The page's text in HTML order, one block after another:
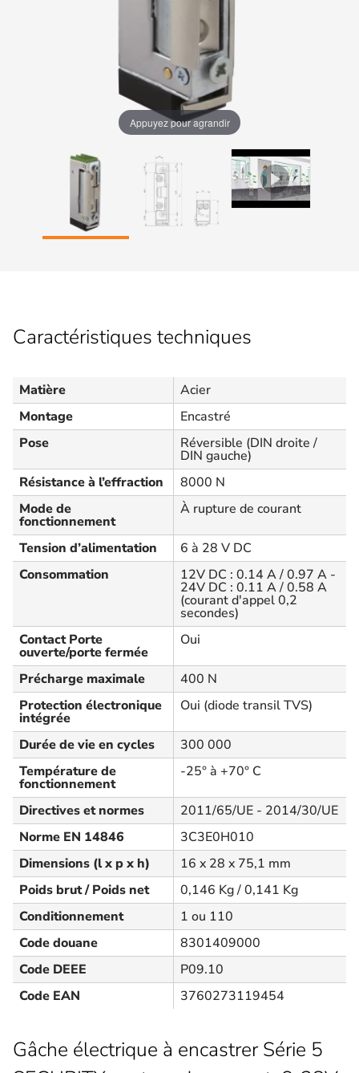
Appuyez pour agrandir
Caractéristiques techniques
Matière
Acier
Montage
Encastré
Pose
Réversible (DIN droite /
DIN gauche)
Résistance à l’effraction
8000 N
Mode de
fonctionnement
À rupture de courant
Tension d’alimentation
6 à 28 V DC
Consommation
12V DC : 0.14 A / 0.97 A -
24V DC : 0.11 A / 0.58 A
(courant d'appel 0,2
secondes)
Contact Porte
ouverte/porte fermée
Oui
Précharge maximale
400 N
Protection électronique
intégrée
Oui (diode transil TVS)
Durée de vie en cycles
300 000
Température de
fonctionnement
-25° à +70° C
Directives et normes
2011/65/UE - 2014/30/UE
Norme EN 14846
3C3E0H010
Dimensions (l x p x h)
16 x 28 x 75,1 mm
Poids brut / Poids net
0,146 Kg / 0,141 Kg
Conditionnement
1 ou 110
Code douane
8301409000
Code DEEE
P09.10
Code EAN
3760273119454
Gâche électrique à encastrer Série 5